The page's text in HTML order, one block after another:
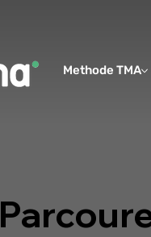
Methode TMA